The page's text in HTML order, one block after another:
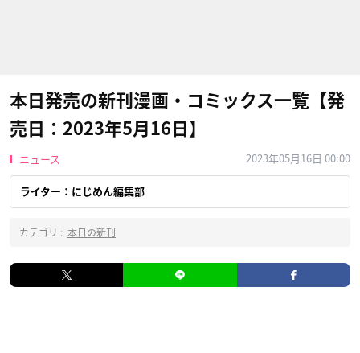
本日発売の新刊漫画・コミックス一覧【発
売日：2023年5月16日】
ニュース 2023年05月16日 00:00
ライター：にじめん編集部
カテゴリ : 本日の新刊